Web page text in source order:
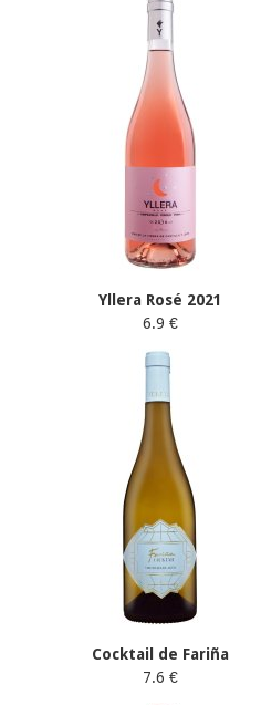
Yllera Rosé 2021
6.9 €
Cocktail de Fariña
7.6 €